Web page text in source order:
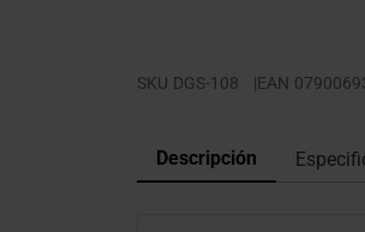
SKU DGS-108 |EAN
Descripción